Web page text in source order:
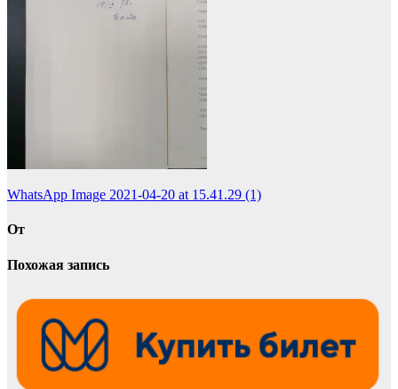
Навигация
по
WhatsApp Image 2021-04-20 at 15.41.29 (1)
От
Похожая запись